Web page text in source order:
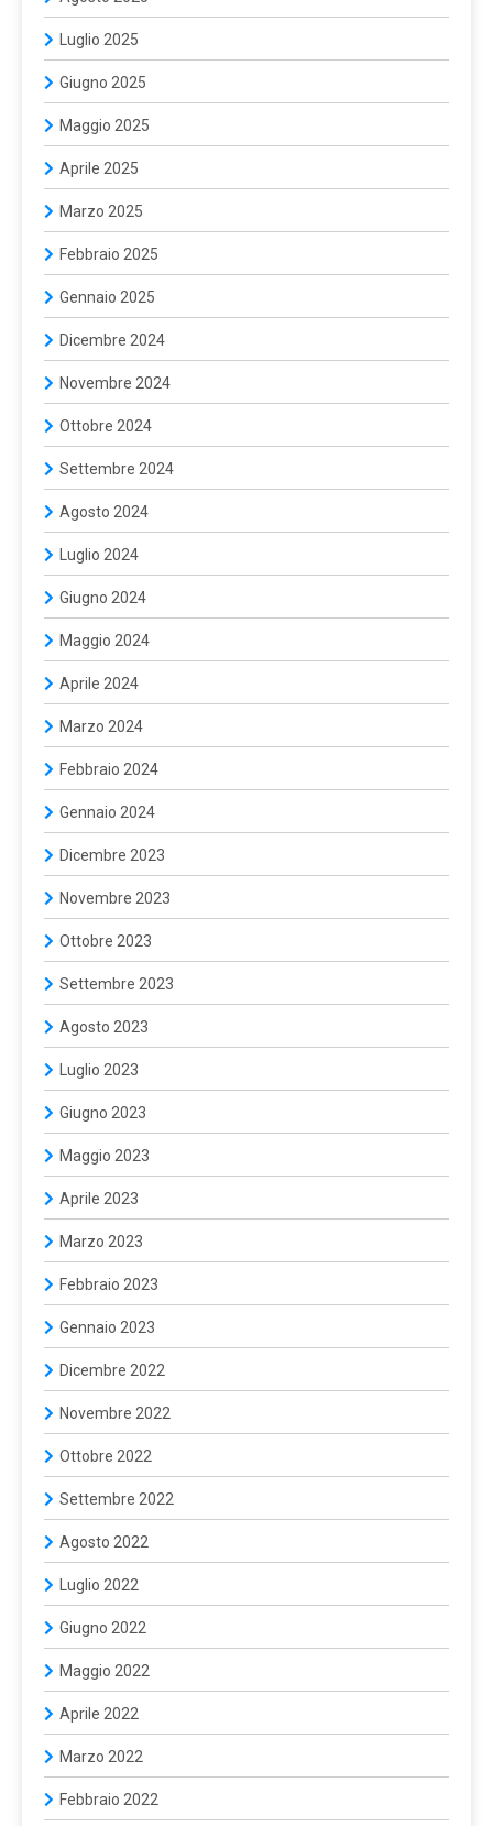
Luglio 2025
Giugno 2025
Maggio 2025
Aprile 2025
Marzo 2025
Febbraio 2025
Gennaio 2025
Dicembre 2024
Novembre 2024
Ottobre 2024
Settembre 2024
Agosto 2024
Luglio 2024
Giugno 2024
Maggio 2024
Aprile 2024
Marzo 2024
Febbraio 2024
Gennaio 2024
Dicembre 2023
Novembre 2023
Ottobre 2023
Settembre 2023
Agosto 2023
Luglio 2023
Giugno 2023
Maggio 2023
Aprile 2023
Marzo 2023
Febbraio 2023
Gennaio 2023
Dicembre 2022
Novembre 2022
Ottobre 2022
Settembre 2022
Agosto 2022
Luglio 2022
Giugno 2022
Maggio 2022
Aprile 2022
Marzo 2022
Febbraio 2022